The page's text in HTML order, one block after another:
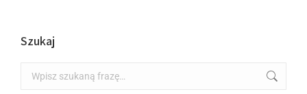
Szukaj